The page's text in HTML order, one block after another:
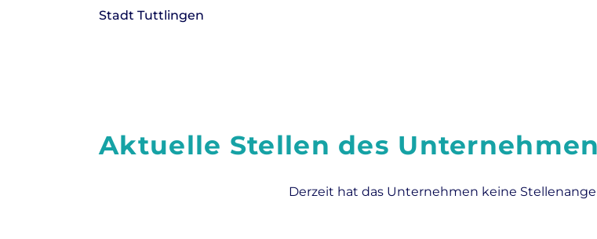
Stadt Tuttlingen
Aktuelle Stellen des
Derzeit hat das Unternehmen keine